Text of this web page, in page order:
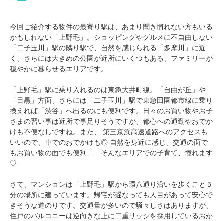
今回ご紹介する物件の最寄り駅は、あまり聞き慣れない方もいる
かもしれない「上野毛」。ショッピングやグルメに不自由しない
「二子玉川」駅の隣り駅で、自然を感じられる「多摩川」に近
く、さらには大きめの公園が近所にいくつもある、ファミリーが
穏やかに暮らせるエリアです。
「上野毛」駅に乗り入れるのは東急大井町線。「自由が丘」や
「目黒」方面、さらには「二子玉川」駅で東急田園都市線に乗り
換えれば「渋谷」へ出るのにも便利です。日々のお買い物やお子
さまの習い事は近所で事足りそうですが、都心への通勤やおでか
けも不便なしですね。また、 第三京浜高速道路へのアクセスも
いいので、車でのおでかけも◎ 自然を身近に感じ、交通の面で
もお買い物の面でも便利……そんなエリアでの子育て、憧れます
♡
さて、マンションは「上野毛」駅から環八通り沿いを歩くこと５
分の場所に建っています。帰宅が遅なっても人目があって安心で
きそうな道のりです。交通量が多いので騒々しさはありますが、
住戸のバルコニーは逆向きな上に二重サッシを採用しているおか